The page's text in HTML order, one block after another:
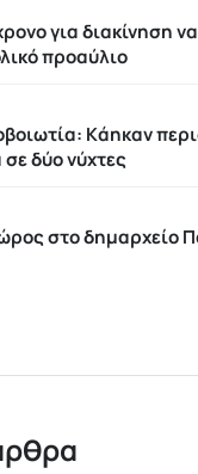
για διακίνηση
προαύλιο
Kάηκαν
δύο νύχτες
στο δημαρχείο